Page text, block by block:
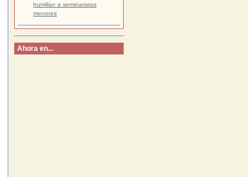
humillan a seminaristas
menores
Ahora en...